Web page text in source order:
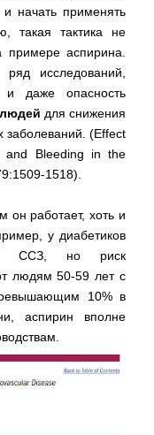
начать применять
такая тактика не
примере аспирина.
исследований,
и даже опасность
для снижения
заболеваний. (Effect
and Bleeding in the
1518).
работает, хоть и
у диабетиков
ССЗ, но риск
людям 50-59 лет с
10% в
аспирин вполне